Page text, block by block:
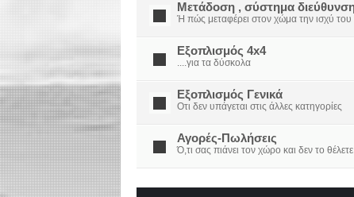
Μετάδοση , σύστημα
Ή πώς μεταφέρει στον χώμα την ισχύ του
Εξοπλισμός 4x4
....για τα δύσκολα
Εξοπλισμός Γενικά
Οτι δεν υπάγεται στις άλλες κατηγορίες
Αγορές-Πωλήσεις
Ό,τι σας πιάνει τον χώρο και δεν το